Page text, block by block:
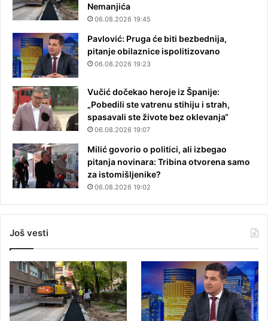
Nemanjića
06.08.2026 19:45
Pavlović: Pruga će biti bezbednija,
pitanje obilaznice ispolitizovano
06.08.2026 19:23
Vučić dočekao heroje iz Španije:
„Pobedili ste vatrenu stihiju i strah,
spasavali ste živote bez oklevanja“
06.08.2026 19:07
Milić govorio o politici, ali izbegao
pitanja novinara: Tribina otvorena samo
za istomišljenike?
06.08.2026 19:02
Još vesti